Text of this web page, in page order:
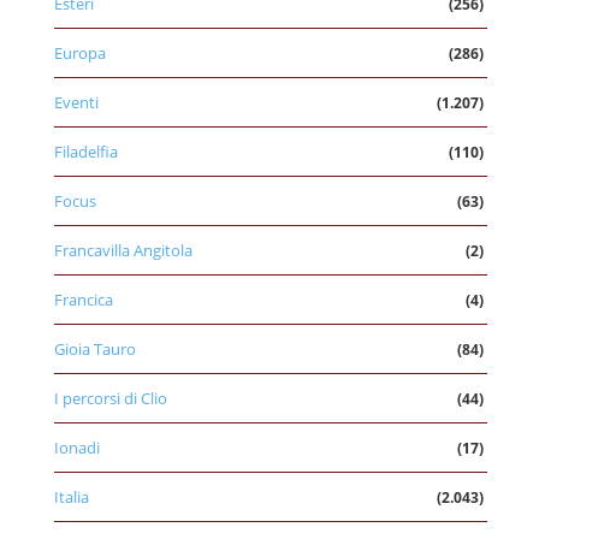
(256)
Europa (286)
Eventi (1.207)
Filadelfia (110)
Focus (63)
Francavilla Angitola (2)
Francica (4)
Gioia Tauro (84)
I percorsi di Clio (44)
Ionadi (17)
Italia (2.043)